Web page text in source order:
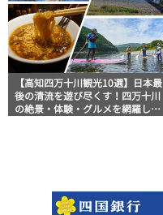
【高知四万十川観光10選】日本最
後の清流を遊び尽くす！四万十川
の絶景・体験・グルメを網羅した